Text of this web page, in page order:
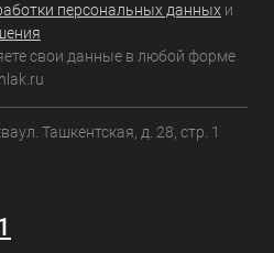
персональных данных и
свои данные в любой форме
Ташкентская, д. 28, стр. 1